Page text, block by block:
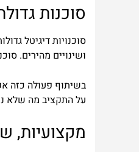
סוכנות
סוכנויות דיגיטל
ושינויים מהירים.
על התקציב מה שלא
מקצועיות,